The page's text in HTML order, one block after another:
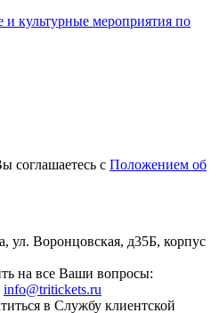
культурные мероприятия по
соглашаетесь с Положением об
ул. Воронцовская, д35Б, корпус
на все Ваши вопросы:
info@tritickets.ru
в Службу клиентской